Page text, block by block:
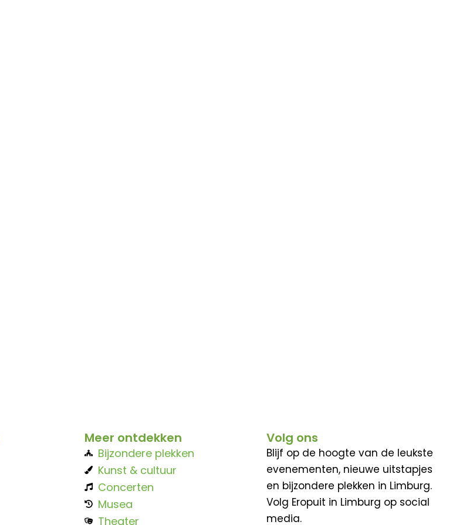
Meer ontdekken
Bijzondere plekken
Kunst & cultuur
Concerten
Musea
Theater
Volg ons
Blijf op de hoogte van de leukste
evenementen, nieuwe uitstapjes
en bijzondere plekken in Limburg.
Volg Eropuit in Limburg op social
media.